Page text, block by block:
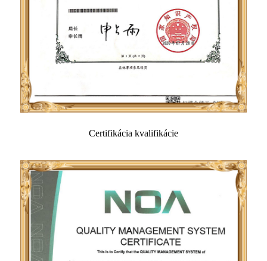
Certifikácia kvalifikácie